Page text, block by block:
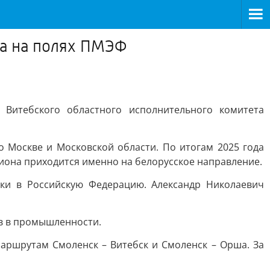
на полях ПМЭФ
областного исполнительного комитета
и Московской области. По итогам 2025 года
приходится именно на белорусское направление.
в Российскую Федерацию. Александр Николаевич
в промышленности.
Смоленск – Витебск и Смоленск – Орша. За